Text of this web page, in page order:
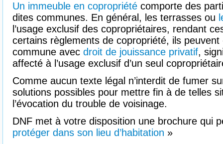
Un immeuble en copropriété comporte des
dites communes. En général, les terrasses ou
l’usage exclusif des copropriétaires, rendant
certains règlements de copropriété, ils
commune avec droit de jouissance privatif,
affecté à l’usage exclusif d’un seul
Comme aucun texte légal n’interdit de fumer
solutions possibles pour mettre fin à de telles
l’évocation du trouble de voisinage.
DNF met à votre disposition une brochure qui
protéger dans son lieu d’habitation »